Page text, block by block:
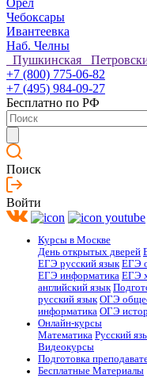
Чебоксары
Ивантеевка
Наб. Челны
Пушкинская
+7 (800) 775-06-82
+7 (495) 984-09-27
Бесплатно по РФ
Поиск
Войти
Курсы в Москве
День открытых дверей
ЕГЭ русский язык ЕГЭ
ЕГЭ информатика ЕГЭ
английский язык
русский язык ОГЭ
информатика ОГЭ
Онлайн-курсы
Математика Русский
Видеокурсы
Подготовка
Бесплатные Материалы